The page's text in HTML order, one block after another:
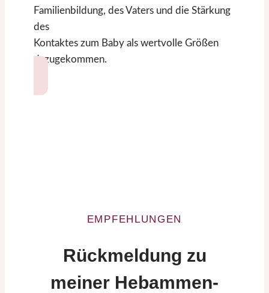
Familienbildung, des Vaters und die Stärkung
des
Kontaktes zum Baby als wertvolle Größen
dazugekommen.
EMPFEHLUNGEN
Rückmeldung zu
meiner Hebammen-